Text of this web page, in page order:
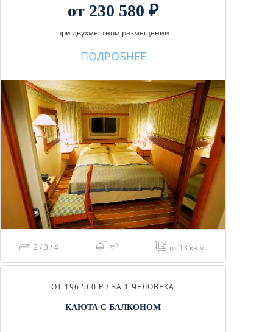
от 230 580 ₽
при двухместном размещении
ПОДРОБНЕЕ
2 / 3 / 4 от 13 кв.м.
ОТ 196 560 ₽ / ЗА 1 ЧЕЛОВЕКА
КАЮТА С БАЛКОНОМ